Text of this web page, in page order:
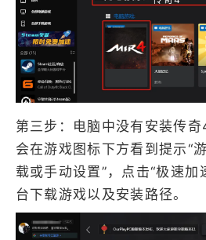
第三步：电脑中没有安装传
会在游戏图标下方看到提示“
载或手动设置”，点击“极速加
台下载游戏以及安装路径。